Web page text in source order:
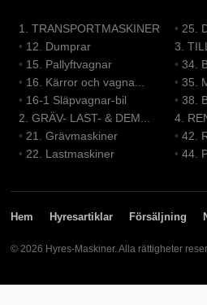
1. TRANSPORTMASKINER
• 12. Dumprar
• 15. Pallyftvagnar
• 16. Kärror och vagna...
• 16-1 Släpvagnar-bil
2. GRÄV- LAST- & DEM...
• 21. Grävmaskiner
• 22. Lastmaskiner
• 25.
3.
• 34.
• 35.
• 38.
4.
• 42.
• 44.
Hem Hyresartiklar Försäljning
© 2026 Hyres-Maskiner. Alla rättigheter